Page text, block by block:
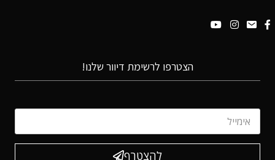
הצטרפו לרשימת דיוור שלנו!
להצטרף